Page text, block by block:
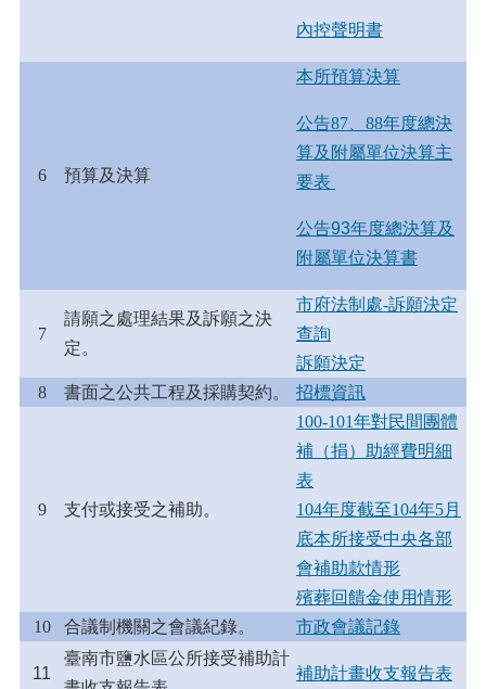
內控聲明書
6 預算及決算
本所預算決算
公告87、88年度總決
算及附屬單位決算主
要表
公告93年度總決算及
附屬單位決算書
7
請願之處理結果及訴願之決
定。
市府法制處-訴願決定
查詢
訴願決定
8
書面之公共工程及採購契約。 招標資訊
9 支付或接受之補助。
100-101年對民間團體
補（捐）助經費明細
表
104年度截至104年5月
底本所接受中央各部
會補助款情形
殯葬回饋金使用情形
10
合議制機關之會議紀錄。 市政會議記錄
11
臺南市鹽水區公所接受補助計
補助計畫收支報告表